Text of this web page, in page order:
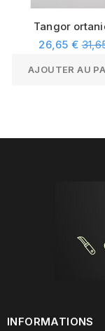
Tangor
26,65 €
AJOUTER AU
INFORMATIONS